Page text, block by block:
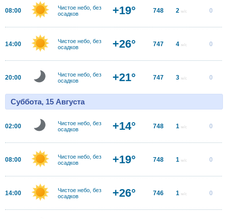
08:00
Чистое небо, без
осадков
+19° 748 2 м/с 0
14:00
Чистое небо, без
осадков
+26° 747 4 м/с 0
20:00
Чистое небо, без
осадков
+21° 747 3 м/с 0
Суббота, 15 Августа
02:00
Чистое небо, без
осадков
+14° 748 1 м/с 0
08:00
Чистое небо, без
осадков
+19° 748 1 м/с 0
14:00
Чистое небо, без
осадков
+26° 746 1 м/с 0